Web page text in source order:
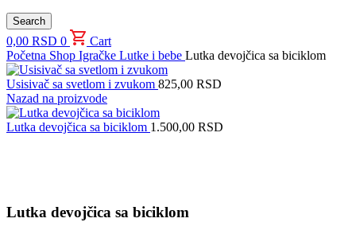
Search
0,00 RSD 0
Cart
Početna Shop Igračke Lutke i bebe Lutka devojčica sa biciklom
Usisivač sa svetlom i zvukom 825,00 RSD
Nazad na proizvode
Lutka devojčica sa biciklom 1.500,00 RSD
Lutka devojčica sa biciklom